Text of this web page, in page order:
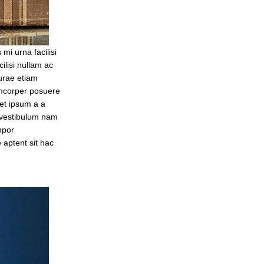
mi urna facilisi
nullam ac
etiam
posuere
ipsum a a
nam
aptent sit hac